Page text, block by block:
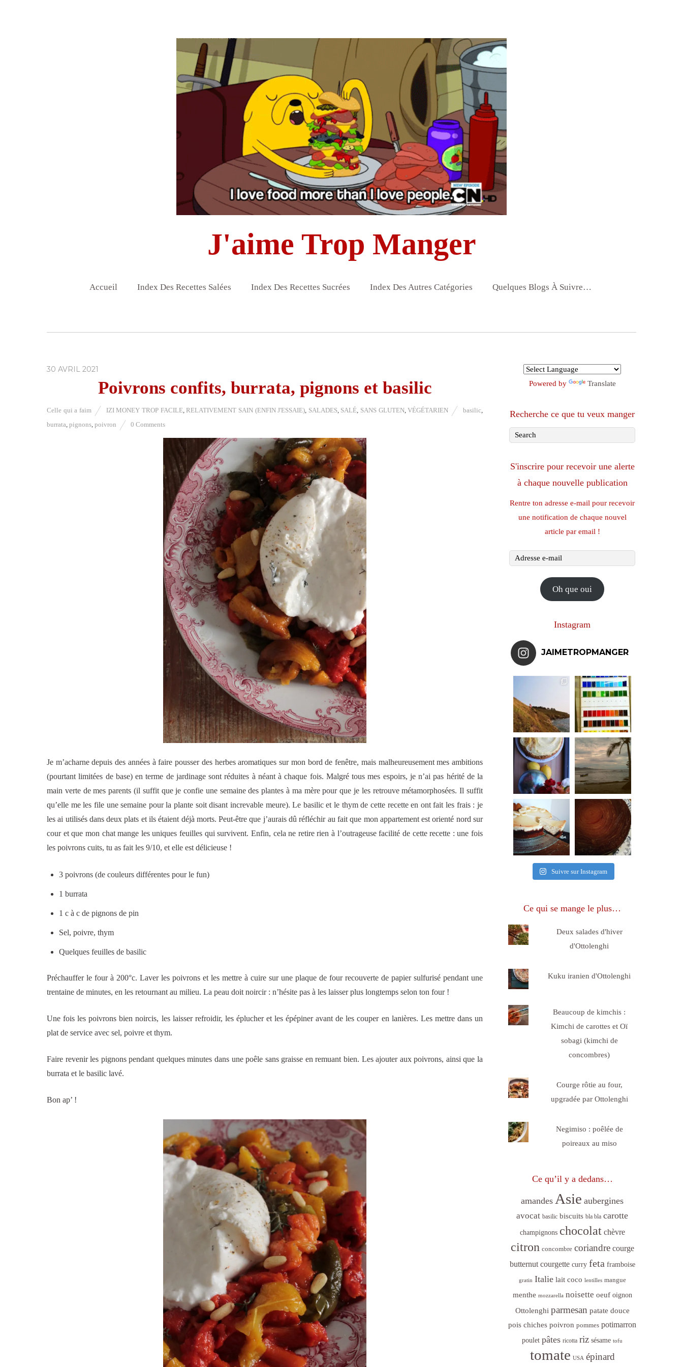
J'aime Trop Manger
Accueil Index Des Recettes Salées Index Des Recettes Sucrées Index Des Autres Catégories Quelques Blogs À Suivre…
30 AVRIL 2021
Poivrons confits, burrata, pignons et basilic
Celle qui a faim IZI MONEY TROP FACILE,RELATIVEMENT SAIN (ENFIN J'ESSAIE), SALADES, SALÉ, SANS GLUTEN,VÉGÉTARIEN basilic,
burrata, pignons, poivron 0 Comments
Je m’acharne depuis des années à faire pousser des herbes aromatiques sur mon bord de fenêtre, mais malheureusement mes ambitions
(pourtant limitées de base) en terme de jardinage sont réduites à néant à chaque fois. Malgré tous mes espoirs, je n’ai pas hérité de la
main verte de mes parents (il suffit que je confie une semaine des plantes à ma mère pour que je les retrouve métamorphosées. Il suffit
qu’elle me les file une semaine pour la plante soit disant increvable meure). Le basilic et le thym de cette recette en ont fait les frais : je
les ai utilisés dans deux plats et ils étaient déjà morts. Peut-être que j’aurais dû réfléchir au fait que mon appartement est orienté nord sur
cour et que mon chat mange les uniques feuilles qui survivent. Enfin, cela ne retire rien à l’outrageuse facilité de cette recette : une fois
les poivrons cuits, tu as fait les 9/10, et elle est délicieuse !
3 poivrons (de couleurs différentes pour le fun)
1 burrata
1 c à c de pignons de pin
Sel, poivre, thym
Quelques feuilles de basilic
Préchauffer le four à 200°c. Laver les poivrons et les mettre à cuire sur une plaque de four recouverte de papier sulfurisé pendant une
trentaine de minutes, en les retournant au milieu. La peau doit noircir : n’hésite pas à les laisser plus longtemps selon ton four !
Une fois les poivrons bien noircis, les laisser refroidir, les éplucher et les épépiner avant de les couper en lanières. Les mettre dans un
plat de service avec sel, poivre et thym.
Faire revenir les pignons pendant quelques minutes dans une poêle sans graisse en remuant bien. Les ajouter aux poivrons, ainsi que la
burrata et le basilic lavé.
Bon ap’ !
Powered by Translate
Recherche ce que tu veux manger
S'inscrire pour recevoir une alerte
à chaque nouvelle publication
Rentre ton adresse e-mail pour recevoir
une notification de chaque nouvel
article par email !
Adresse
Oh que oui
Instagram
JAIMETROPMANGER
Suivre sur Instagram
Ce qui se mange le plus…
Deux salades d'hiver
d'Ottolenghi
Kuku iranien d'Ottolenghi
Beaucoup de kimchis :
Kimchi de carottes et Oï
sobagi (kimchi de
concombres)
Courge rôtie au four,
upgradée par Ottolenghi
Negimiso : poêlée de
poireaux au miso
Ce qu’il y a dedans…
amandes Asie aubergines
avocat basilic biscuits bla bla carotte
champignons chocolat chèvre
citron concombre coriandre courge
butternut courgette curry feta framboise
gratin Italie lait coco lentilles mangue
menthe mozzarella noisette oeuf oignon
Ottolenghi parmesan patate douce
pois chiches poivron pommes potimarron
poulet pâtes ricotta riz sésame tofu
tomate USA épinard